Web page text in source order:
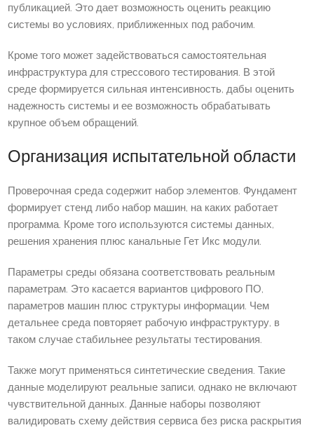
публикацией. Это дает возможность оценить реакцию
системы во условиях, приближенных под рабочим.
Кроме того может задействоваться самостоятельная
инфраструктура для стрессового тестирования. В этой
среде формируется сильная интенсивность, дабы оценить
надежность системы и ее возможность обрабатывать
крупное объем обращений.
Организация испытательной области
Проверочная среда содержит набор элементов. Фундамент
формирует стенд либо набор машин, на каких работает
программа. Кроме того используются системы данных,
решения хранения плюс канальные Гет Икс модули.
Параметры среды обязана соответствовать реальным
параметрам. Это касается вариантов цифрового ПО,
параметров машин плюс структуры информации. Чем
детальнее среда повторяет рабочую инфраструктуру, в
таком случае стабильнее результаты тестирования.
Также могут применяться синтетические сведения. Такие
данные моделируют реальные записи, однако не включают
чувствительной данных. Данные наборы позволяют
валидировать схему действия сервиса без риска раскрытия